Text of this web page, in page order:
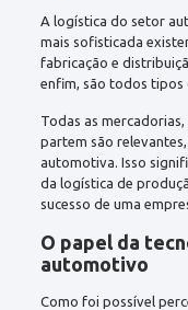
A logística do setor
mais sofisticada
fabricação e
enfim, são todos tipos
Todas as
partem são
automotiva. Isso
da logística de
sucesso de uma
O papel da
automotivo
Como foi possível